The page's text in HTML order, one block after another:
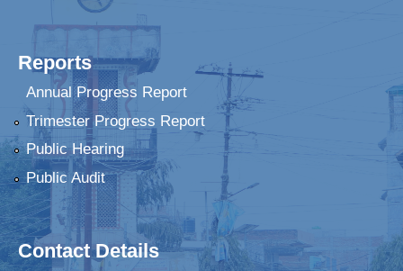
Reports
Annual Progress Report
Trimester Progress Report
Public Hearing
Public Audit
Contact Details